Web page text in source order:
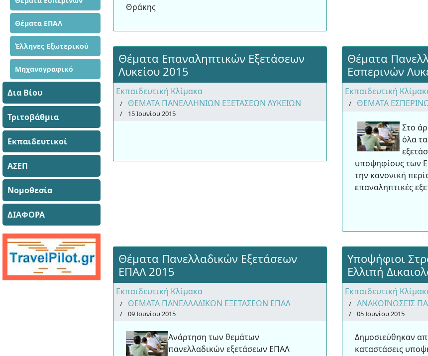
Θέματα ΕΠΑΛ
Έλληνες Εξωτερικού
Μηχανογραφικό
Δια Βίου
Τριτοβάθμια
Εκπαιδευτικοί
ΑΣΕΠ
Νομοθεσία
ΔΙΑΦΟΡΑ
Θράκης
Θέματα Επαναληπτικών Εξετάσεων
Λυκείου 2015
Εκπαιδευτική Κλίμακα
ΘΕΜΑΤΑ ΠΑΝΕΛΛΗΝΙΩΝ ΕΞΕΤΑΣΕΩΝ ΛΥΚΕΙΩΝ
15 Ιουνίου 2015
Θέματα
Εσπερινών
Εκπαιδευτική
ΘΕΜΑΤΑ
Στο
όλα
υποψηφίους των
την κανονική
επαναληπτικές
Θέματα Πανελλαδικών Εξετάσεων
ΕΠΑΛ 2015
Εκπαιδευτική Κλίμακα
ΘΕΜΑΤΑ ΠΑΝΕΛΛΑΔΙΚΩΝ ΕΞΕΤΑΣΕΩΝ ΕΠΑΛ
09 Ιουνίου 2015
Ανάρτηση των θεμάτων
πανελλαδικών εξετάσεων ΕΠΑΛ
Υποψήφιοι
Ελλιπή
Εκπαιδευτική
ΑΝΑΚΟΙΝΩΣΕΙΣ
05 Ιουνίου 2015
Δημοσιεύθηκαν
καταστάσεις